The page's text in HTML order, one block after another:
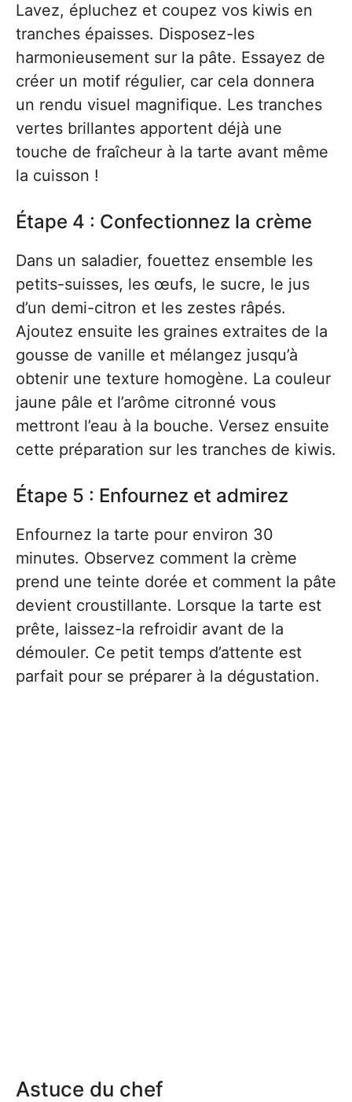
Lavez, épluchez et coupez vos kiwis en
tranches épaisses. Disposez-les
harmonieusement sur la pâte. Essayez de
créer un motif régulier, car cela donnera
un rendu visuel magnifique. Les tranches
vertes brillantes apportent déjà une
touche de fraîcheur à la tarte avant même
la cuisson !
Étape 4 : Confectionnez la crème
Dans un saladier, fouettez ensemble les
petits-suisses, les œufs, le sucre, le jus
d’un demi-citron et les zestes râpés.
Ajoutez ensuite les graines extraites de la
gousse de vanille et mélangez jusqu’à
obtenir une texture homogène. La couleur
jaune pâle et l’arôme citronné vous
mettront l’eau à la bouche. Versez ensuite
cette préparation sur les tranches de kiwis.
Étape 5 : Enfournez et admirez
Enfournez la tarte pour environ 30
minutes. Observez comment la crème
prend une teinte dorée et comment la pâte
devient croustillante. Lorsque la tarte est
prête, laissez-la refroidir avant de la
démouler. Ce petit temps d’attente est
parfait pour se préparer à la dégustation.
Astuce du chef